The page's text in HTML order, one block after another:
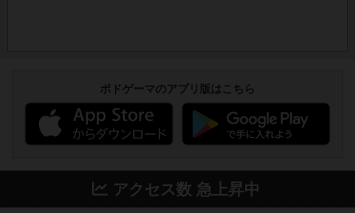
ボドゲーマのアプリ版はこちら
アクセス数 急上昇中